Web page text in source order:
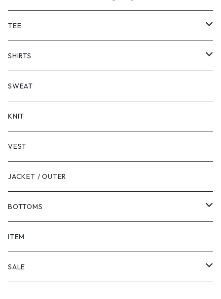
TEE
SHORT SLEEVE
LONG SLEEVE
SHIRTS
SHORT SLEEVE
LONG SLEEVE
SWEAT
KNIT
VEST
JACKET / OUTER
BOTTOMS
SHORTS
PANTS
ITEM
SALE